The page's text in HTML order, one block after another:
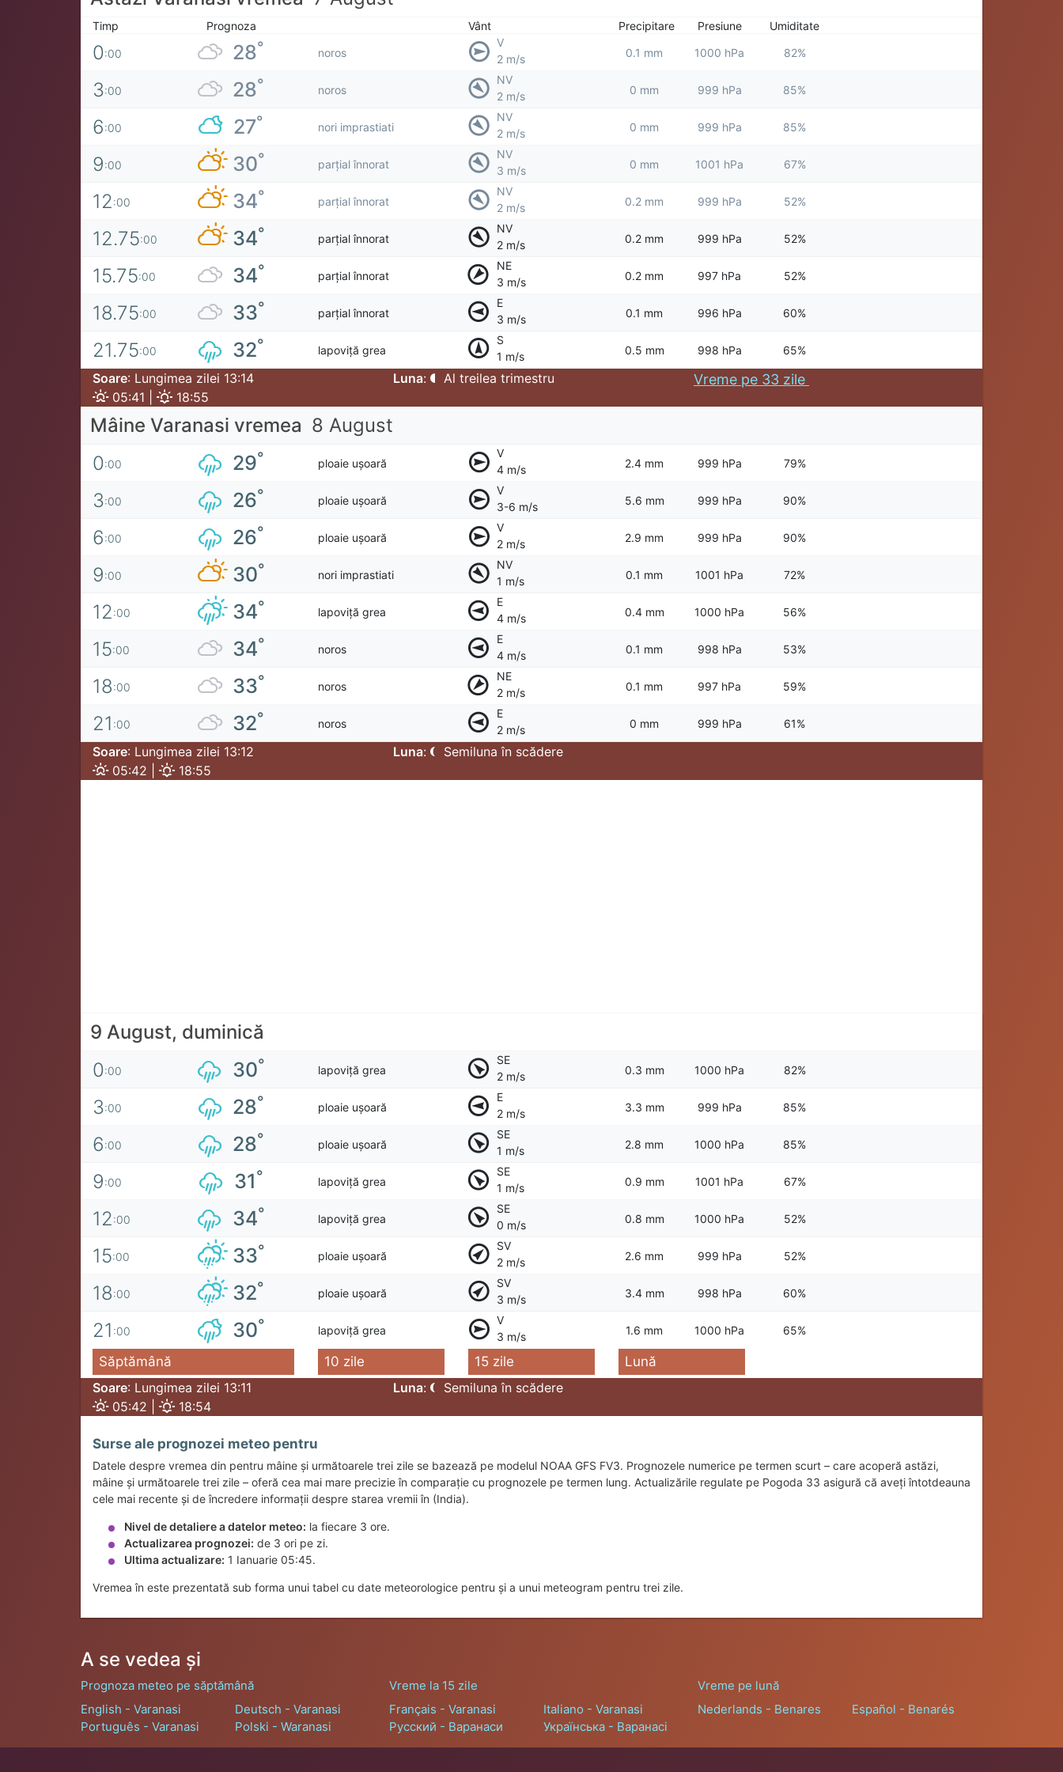
Timp Prognoza Vânt Precipitare Presiune Umiditate
0:00 28° noros
V
2 m/s
0.1 mm 1000 hPa 82%
3:00 28° noros
NV
2 m/s
0 mm 999 hPa 85%
6:00 27° nori imprastiati
NV
2 m/s
0 mm 999 hPa 85%
9:00 30° parțial înnorat
NV
3 m/s
0 mm 1001 hPa 67%
12:00 34° parțial înnorat
NV
2 m/s
0.2 mm 999 hPa 52%
12.75:00 34° parțial înnorat
NV
2 m/s
0.2 mm 999 hPa 52%
15.75:00 34° parțial înnorat
NE
3 m/s
0.2 mm 997 hPa 52%
18.75:00 33° parțial înnorat
E
3 m/s
0.1 mm 996 hPa 60%
21.75:00 32° lapoviță grea
S
1 m/s
0.5 mm 998 hPa 65%
Soare: Lungimea zilei 13:14
05:41 |
18:55
Luna: Al treilea trimestru Vreme pe 33 zile
Mâine Varanasi vremea 8 August
0:00 29° ploaie ușoară
V
4 m/s
2.4 mm 999 hPa 79%
3:00 26° ploaie ușoară
V
3-6 m/s
5.6 mm 999 hPa 90%
6:00 26° ploaie ușoară
V
2 m/s
2.9 mm 999 hPa 90%
9:00 30° nori imprastiati
NV
1 m/s
0.1 mm 1001 hPa 72%
12:00 34° lapoviță grea
E
4 m/s
0.4 mm 1000 hPa 56%
15:00 34° noros
E
4 m/s
0.1 mm 998 hPa 53%
18:00 33° noros
NE
2 m/s
0.1 mm 997 hPa 59%
21 :00 32° noros
E
2 m/s
0 mm 999 hPa 61%
Soare: Lungimea zilei 13:12
05:42 |
18:55
Luna: Semiluna în scădere
9 August, duminică
0:00 30° lapoviță grea
SE
2 m/s
0.3 mm 1000 hPa 82%
3:00 28° ploaie ușoară
E
2 m/s
3.3 mm 999 hPa 85%
6:00 28° ploaie ușoară
SE
1 m/s
2.8 mm 1000 hPa 85%
9:00 31° lapoviță grea
SE
1 m/s
0.9 mm 1001 hPa 67%
12:00 34° lapoviță grea
SE
0 m/s
0.8 mm 1000 hPa 52%
15:00 33° ploaie ușoară
SV
2 m/s
2.6 mm 999 hPa 52%
18:00 32° ploaie ușoară
SV
3 m/s
3.4 mm 998 hPa 60%
21 :00 30° lapoviță grea
V
3 m/s
1.6 mm 1000 hPa 65%
Săptămână 10 zile 15 zile
Lună
Soare: Lungimea zilei 13:11
05:42 |
18:54
Luna: Semiluna în scădere
Surse ale prognozei meteo pentru
Datele despre vremea din pentru mâine și următoarele trei zile se bazează pe modelul NOAA GFS FV3. Prognozele numerice pe termen scurt – care acoperă astăzi,
mâine și următoarele trei zile – oferă cea mai mare precizie în comparație cu prognozele pe termen lung. Actualizările regulate pe Pogoda 33 asigură că aveți întotdeauna
cele mai recente și de încredere informații despre starea vremii în (India).
Nivel de detaliere a datelor meteo: la fiecare 3 ore.
Actualizarea prognozei: de 3 ori pe zi.
Ultima actualizare: 1 Ianuarie 05:45.
Vremea în este prezentată sub forma unui tabel cu date meteorologice pentru și a unui meteogram pentru trei zile.
A se vedea și
Prognoza meteo pe săptămână Vreme la 15 zile
Vreme pe lună
English - Varanasi
Deutsch - Varanasi Français - Varanasi Italiano - Varanasi Nederlands - Benares
Español - Benarés
Português - Varanasi
Polski - Waranasi Русский - Варанаси Українська - Варанасі